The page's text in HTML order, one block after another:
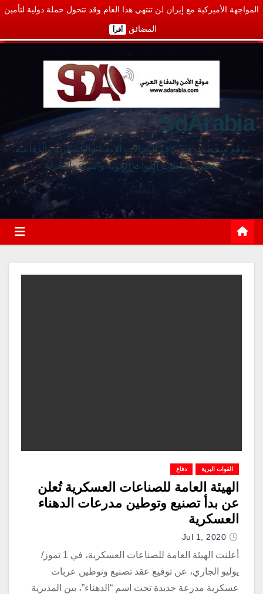
المواجهة الأميركية مع إيران لن تنتهي هذا العام وقد تتحول حملة دولية لتأمين
المضائق أقرأ
SdArabia
موقع متخصص في كافة المجالات الأمنية والعسكرية والدفاعية،
يغطي نشاطات القوات الجوية والبرية والبحرية
القوات البرية دفاع
الهيئة العامة للصناعات العسكرية تُعلن
عن بدأ تصنيع وتوطين مدرعات الدهناء
العسكرية
Jul 1, 2020
أعلنت الهيئة العامة للصناعات العسكرية، في 1 تموز/
يوليو الجاري، عن توقيع عقد تصنيع وتوطين عربات
عسكرية مدرعة جديدة تحت اسم “الدهناء”، بين المديرية